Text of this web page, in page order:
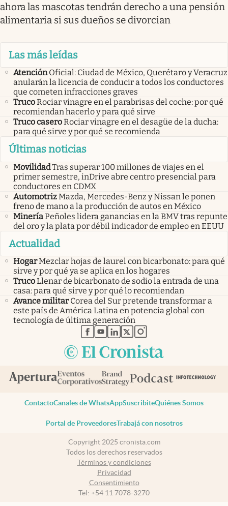
ahora las mascotas tendrán derecho a una pensión
alimentaria si sus dueños se divorcian
Las más leídas
Atención Oficial: Ciudad de México, Querétaro y Veracruz
anularán la licencia de conducir a todos los conductores
que cometen infracciones graves
TrucoRociar vinagre en el parabrisas del coche: por qué
recomiendan hacerlo y para qué sirve
Truco caseroRociar vinagre en el desagüe de la ducha:
para qué sirve y por qué se recomienda
Últimas noticias
MovilidadTras superar 100 millones de viajes en el
primer semestre, inDrive abre centro presencial para
conductores en CDMX
AutomotrizMazda, Mercedes-Benz y Nissan le ponen
freno de mano a la producción de autos en México
MineríaPeñoles lidera ganancias en la BMV tras repunte
del oro y la plata por débil indicador de empleo en EEUU
Actualidad
HogarMezclar hojas de laurel con bicarbonato: para qué
sirve y por qué ya se aplica en los hogares
TrucoLlenar de bicarbonato de sodio la entrada de una
casa: para qué sirve y por qué lo recomiendan
Avance militar Corea del Sur pretende transformar a
este país de América Latina en potencia global con
tecnología de última generación
abre en nueva pestaña
abre en nueva pestaña
abre en nueva pestaña
abre en nueva pestaña
abre en nueva pestaña
ContactoCanales de WhatsAppSuscribiteQuiénes Somos
Portal de ProveedoresTrabajá con nosotros
Copyright 2025 cronista.com
Todos los derechos reservados
Términos y condiciones
Privacidad
Consentimiento
Tel: +54 11 7078-3270